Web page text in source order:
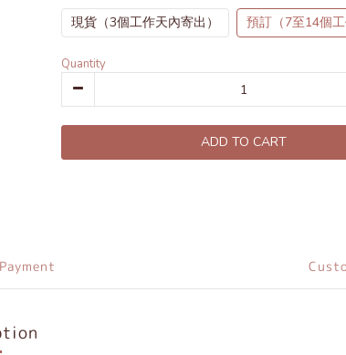
現貨（3個工作天內寄出） 預訂（7至14個工
Quantity
ADD TO CART